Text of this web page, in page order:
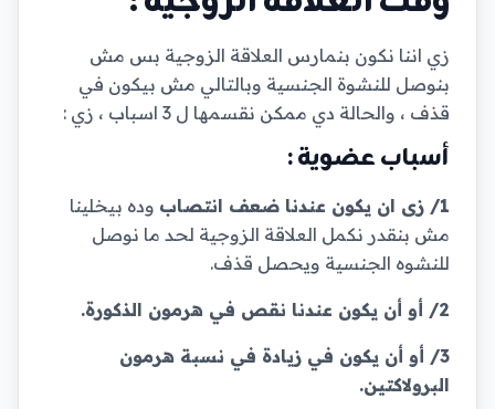
زي اننا نكون بنمارس العلاقة الزوجية بس مش
بنوصل للنشوة الجنسية وبالتالي مش بيكون في
قذف ، والحالة دي ممكن نقسمها ل 3 اسباب ، زي :
أسباب عضوية :
1/ زى ان يكون عندنا ضعف انتصاب
وده بيخلينا
مش بنقدر نكمل العلاقة الزوجية لحد ما نوصل
للنشوه الجنسية ويحصل قذف.
2/ أو أن يكون عندنا نقص في هرمون الذكورة.
3/ أو أن يكون في زيادة في نسبة هرمون
البرولاكتين.